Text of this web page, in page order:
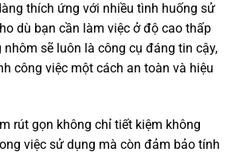
thích ứng với nhiều tình huống sử
dù bạn cần làm việc ở độ cao thấp
nhôm sẽ luôn là công cụ đáng tin cậy,
công việc một cách an toàn và hiệu
rút gọn không chỉ tiết kiệm không
việc sử dụng mà còn đảm bảo tính